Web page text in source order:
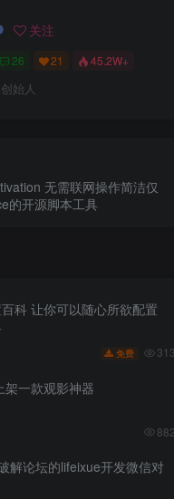
关注
26 21 45.2W+
始人
无需联网操作简洁仅
的开源脚本工具
科 让你可以随心所欲配置
免费 313
架一款观影神器
882
解论坛的lifeixue开发微信对